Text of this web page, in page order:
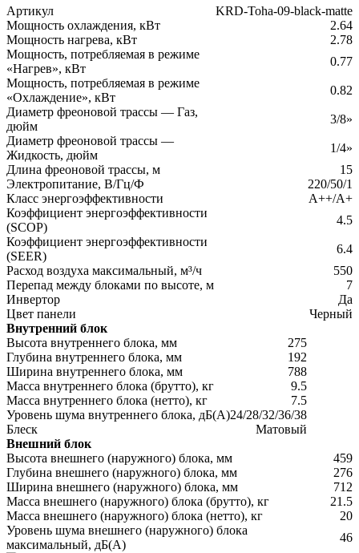
Артикул
KRD-Toha-09-black-matte
Мощность охлаждения, кВт
2.64
Мощность нагрева, кВт
2.78
Мощность, потребляемая в режиме
«Нагрев», кВт
0.77
Мощность, потребляемая в режиме
«Охлаждение», кВт
0.82
Диаметр фреоновой трассы — Газ,
дюйм
3/8»
Диаметр фреоновой трассы —
Жидкость, дюйм
1/4»
Длина фреоновой трассы, м
15
Электропитание, В/Гц/Ф
220/50/1
Класс энергоэффективности
A++/A+
Коэффициент энергоэффективности
(SCOP)
4.5
Коэффициент энергоэффективности
(SEER)
6.4
Расход воздуха максимальный, м³/ч
550
Перепад между блоками по высоте, м
7
Инвертор
Да
Цвет панели
Черный
Внутренний блок
Высота внутреннего блока, мм
275
Глубина внутреннего блока, мм
192
Ширина внутреннего блока, мм
788
Масса внутреннего блока (брутто), кг
9.5
Масса внутреннего блока (нетто), кг
7.5
Уровень шума внутреннего блока, дБ(А)24/28/32/36/38
Блеск
Матовый
Внешний блок
Высота внешнего (наружного) блока, мм
459
Глубина внешнего (наружного) блока, мм
276
Ширина внешнего (наружного) блока, мм
712
Масса внешнего (наружного) блока (брутто), кг
21.5
Масса внешнего (наружного) блока (нетто), кг
20
Уровень шума внешнего (наружного) блока
максимальный, дБ(А)
46